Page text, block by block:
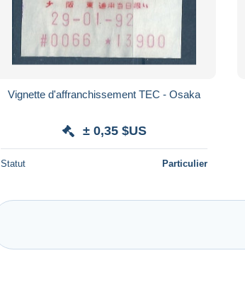
Vignette d'affranchissement TEC - Osaka
± 0,35 $US
Statut Particulier